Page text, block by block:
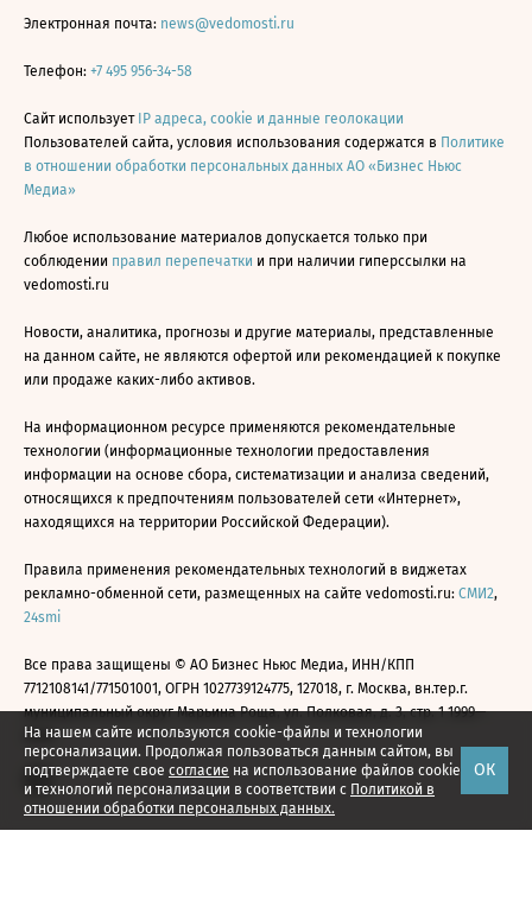
На нашем сайте используются cookie-файлы и технологии
персонализации. Продолжая пользоваться данным сайтом, вы
подтверждаете свое согласие на использование файлов cookie
и технологий персонализации в соответствии с Политикой в
отношении обработки персональных данных.
ОК
Электронная почта: news@vedomosti.ru
Телефон: +7 495 956-34-58
Сайт использует IP адреса, cookie и данные геолокации
Пользователей сайта, условия использования содержатся в Политике
в отношении обработки персональных данных АО «Бизнес Ньюс
Медиа»
Любое использование материалов допускается только при
соблюдении правил перепечатки и при наличии гиперссылки на
vedomosti.ru
Новости, аналитика, прогнозы и другие материалы, представленные
на данном сайте, не являются офертой или рекомендацией к покупке
или продаже каких-либо активов.
На информационном ресурсе применяются рекомендательные
технологии (информационные технологии предоставления
информации на основе сбора, систематизации и анализа сведений,
относящихся к предпочтениям пользователей сети «Интернет»,
находящихся на территории Российской Федерации).
Правила применения рекомендательных технологий в виджетах
рекламно-обменной сети, размещенных на сайте vedomosti.ru: СМИ2,
24smi
Все права защищены © АО Бизнес Ньюс Медиа, ИНН/КПП
7712108141/771501001, ОГРН 1027739124775, 127018, г. Москва, вн.тер.г.
муниципальный округ Марьина Роща, ул. Полковая, д. 3, стр. 1 1999—
2026